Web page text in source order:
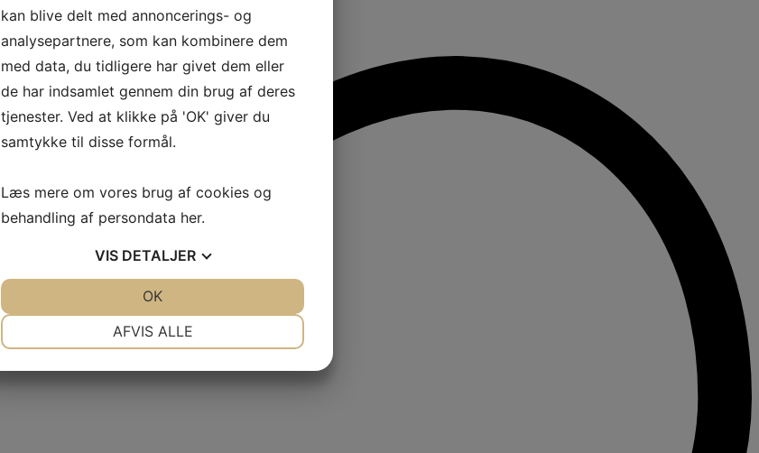
kan blive delt med annoncerings- og
analysepartnere, som kan kombinere dem
med data, du tidligere har givet dem eller
de har indsamlet gennem din brug af deres
tjenester. Ved at klikke på 'OK' giver du
samtykke til disse formål.
Læs mere om vores brug af cookies og
behandling af persondata her.
VIS DETALJER
AFVIS ALLE
OK